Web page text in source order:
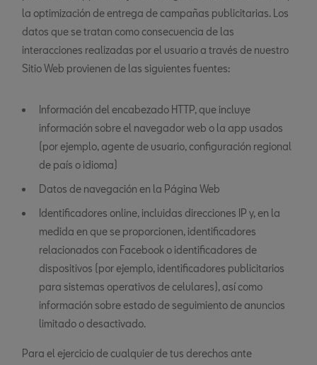
la optimización de entrega de campañas publicitarias. Los
datos que se tratan como consecuencia de las
interacciones realizadas por el usuario a través de nuestro
Sitio Web provienen de las siguientes fuentes:
Información del encabezado HTTP, que incluye
información sobre el navegador web o la app usados
(por ejemplo, agente de usuario, configuración regional
de país o idioma)
Datos de navegación en la Página Web
Identificadores online, incluidas direcciones IP y, en la
medida en que se proporcionen, identificadores
relacionados con Facebook o identificadores de
dispositivos (por ejemplo, identificadores publicitarios
para sistemas operativos de celulares), así como
información sobre estado de seguimiento de anuncios
limitado o desactivado.
Para el ejercicio de cualquier de tus derechos ante